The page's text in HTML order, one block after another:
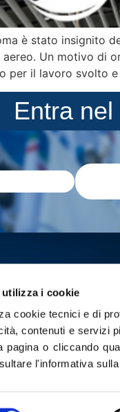
i cookie
cookie tecnici e di
contenuti e servizi
pagina o cliccando
l'informativa
è stato insignito
Un motivo di
per il lavoro svolto
Entra